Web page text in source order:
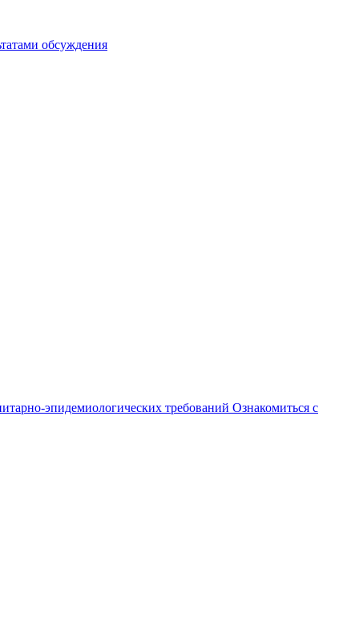
обсуждения
эпидемиологических требований Ознакомиться с